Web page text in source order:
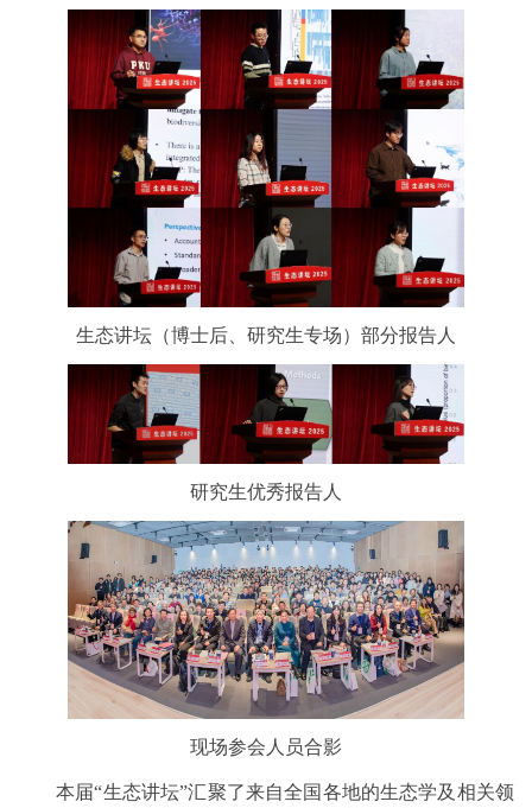
生态讲坛（博士后、研究生专场）部分报告人
研究生优秀报告人
现场参会人员合影
本届“生态讲坛”汇聚了来自全国各地的生态学及相关领